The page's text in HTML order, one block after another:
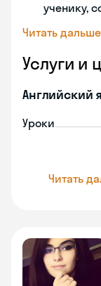
ученику,
Читать дальше
Услуги и
Английский
Уроки
Читать